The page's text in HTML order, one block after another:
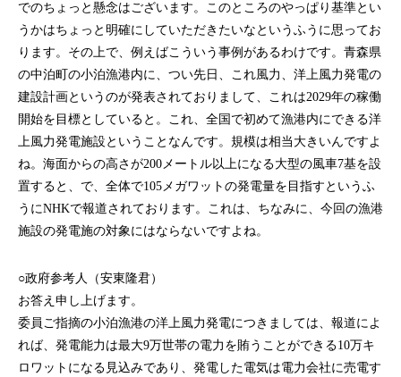
でのちょっと懸念はございます。このところのやっぱり基準とい
うかはちょっと明確にしていただきたいなというふうに思ってお
ります。その上で、例えばこういう事例があるわけです。青森県
の中泊町の小泊漁港内に、つい先日、これ風力、洋上風力発電の
建設計画というのが発表されておりまして、これは2029年の稼働
開始を目標としていると。これ、全国で初めて漁港内にできる洋
上風力発電施設ということなんです。規模は相当大きいんですよ
ね。海面からの高さが200メートル以上になる大型の風車7基を設
置すると、で、全体で105メガワットの発電量を目指すというふ
うにNHKで報道されております。これは、ちなみに、今回の漁港
施設の発電施の対象にはならないですよね。
○政府参考人（安東隆君）
お答え申し上げます。
委員ご指摘の小泊漁港の洋上風力発電につきましては、報道によ
れば、発電能力は最大9万世帯の電力を賄うことができる10万キ
ロワットになる見込みであり、発電した電気は電力会社に売電す